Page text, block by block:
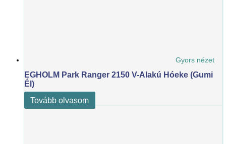
Gyors nézet
EGHOLM Park Ranger 2150 V-Alakú Hóeke (Gumi
Él)
Tovább olvasom